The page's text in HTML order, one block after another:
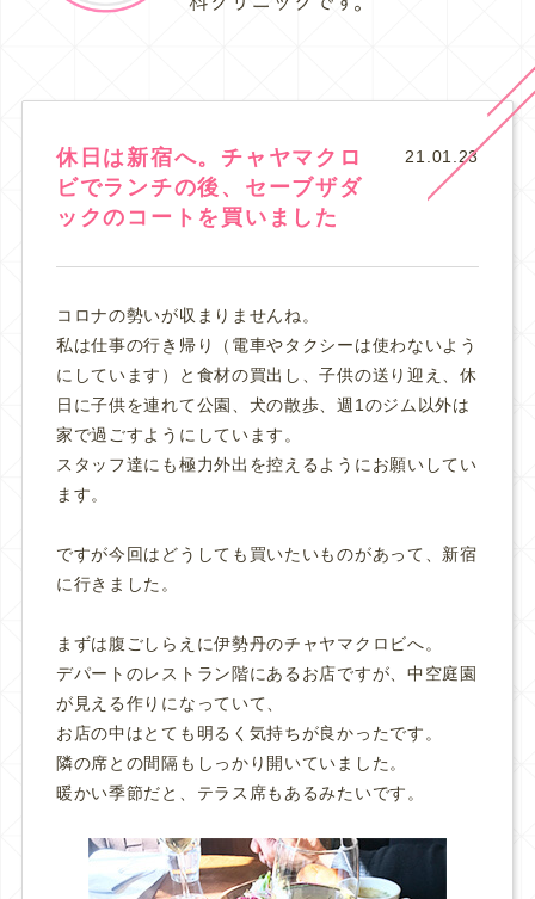
休日は新宿へ。チャヤマクロ
ビでランチの後、セーブザダ
ックのコートを買いました
21.01.23
コロナの勢いが収まりませんね。
私は仕事の行き帰り（電車やタクシーは使わないよう
にしています）と食材の買出し、子供の送り迎え、休
日に子供を連れて公園、犬の散歩、週1のジム以外は
家で過ごすようにしています。
スタッフ達にも極力外出を控えるようにお願いしてい
ます。
ですが今回はどうしても買いたいものがあって、新宿
に行きました。
まずは腹ごしらえに伊勢丹のチャヤマクロビへ。
デパートのレストラン階にあるお店ですが、中空庭園
が見える作りになっていて、
お店の中はとても明るく気持ちが良かったです。
隣の席との間隔もしっかり開いていました。
暖かい季節だと、テラス席もあるみたいです。